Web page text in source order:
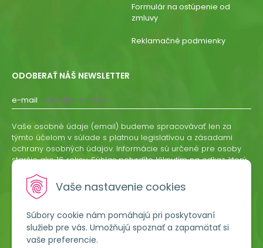
Vaše nastavenie cookies
Súbory cookie nám pomáhajú pri poskytovaní
služieb pre vás. Umožňujú spoznať a zapamätať si
vaše preferencie.
Formulár na ostúpenie od
zmluvy
Reklamačné podmienky
ODOBERAŤ NÁŠ NEWSLETTER
e-mail
ODOBERAŤ
Vaše osobné údaje (email) budeme spracovávať len za
týmto účelom v súlade s platnou legislatívou a zásadami
ochrany osobných údajov. Informácie sú určené pre osoby
staršie ako 16 rokov. Súhlas potvrdíte kliknutím na odkaz, ktorý
odvolať písomne, emailom alebo kliknutím na odkaz z
ktoréhokoľvek informačného emailu.